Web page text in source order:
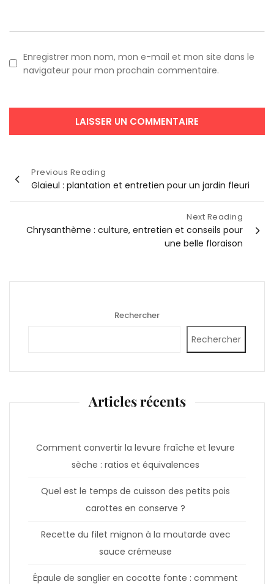
Enregistrer mon nom, mon e-mail et mon site dans le
navigateur pour mon prochain commentaire.
Navigation
Previous Reading
Glaïeul : plantation et entretien pour un jardin fleuri
Next Reading
Chrysanthème : culture, entretien et conseils pour
une belle floraison
Rechercher
Rechercher
Articles récents
Comment convertir la levure fraîche et levure
sèche : ratios et équivalences
Quel est le temps de cuisson des petits pois
carottes en conserve ?
Recette du filet mignon à la moutarde avec
sauce crémeuse
Épaule de sanglier en cocotte fonte : comment